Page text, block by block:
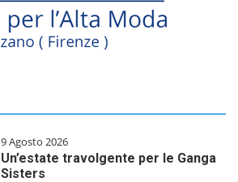
9 Agosto 2026
Un’estate travolgente per le Ganga
Sisters